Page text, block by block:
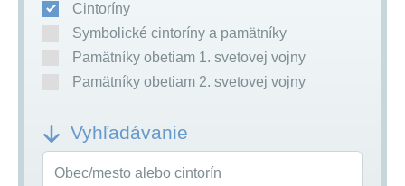
Cintoríny
Symbolické cintoríny a pamätníky
Pamätníky obetiam 1. svetovej vojny
Pamätníky obetiam 2. svetovej vojny
Vyhľadávanie
Obec/mesto alebo cintorín